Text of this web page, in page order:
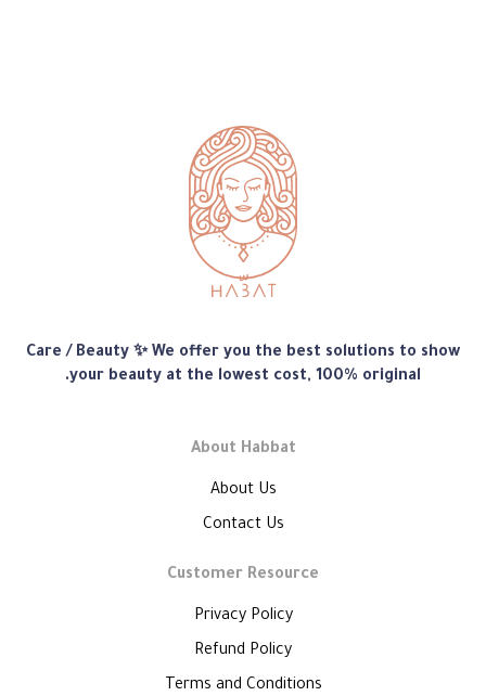
متجر
هبّات
Care / Beauty ✨ We offer you the best solutions to show
your beauty at the lowest cost, 100% original.
About Habbat
About Us
Contact Us
Customer Resource
Privacy Policy
Refund Policy
Terms and Conditions